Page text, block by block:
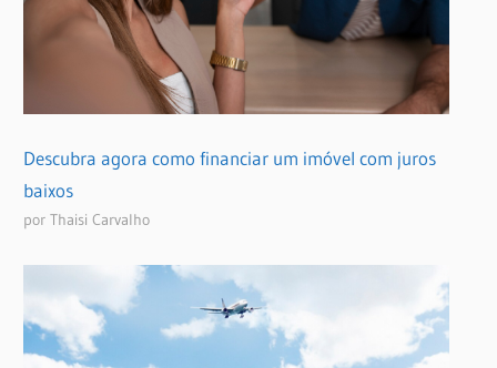
Descubra agora como financiar um imóvel com juros
baixos
por Thaisi Carvalho